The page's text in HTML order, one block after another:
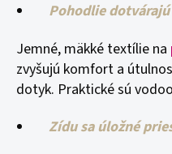
Pohodlie
Jemné, mäkké textílie na
zvyšujú komfort a
dotyk. Praktické sú
Zídu sa úložné